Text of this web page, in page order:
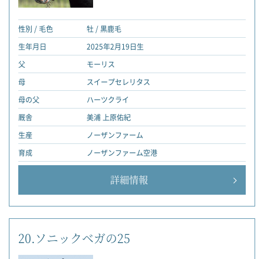
性別 / 毛色
牡 / 黒鹿毛
生年月日
2025年2月19日生
父
モーリス
母
スイープセレリタス
母の父
ハーツクライ
厩舎
美浦 上原佑紀
生産
ノーザンファーム
育成
ノーザンファーム空港
詳細情報
20.ソニックベガの25